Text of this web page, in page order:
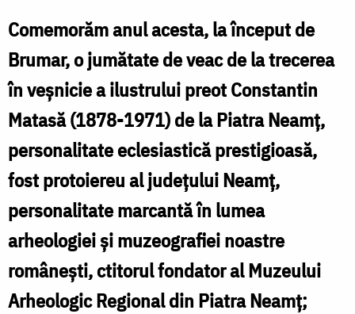
Țuscanu
Comemorăm anul acesta, la început de
Brumar, o jumătate de veac de la trecerea
în veșnicie a ilustrului preot Constantin
Matasă (1878-1971) de la Piatra Neamț,
personalitate eclesiastică prestigioasă,
fost protoiereu al județului Neamț,
personalitate marcantă în lumea
arheologiei și muzeografiei noastre
românești, ctitorul fondator al Muzeului
Arheologic Regional din Piatra Neamț;